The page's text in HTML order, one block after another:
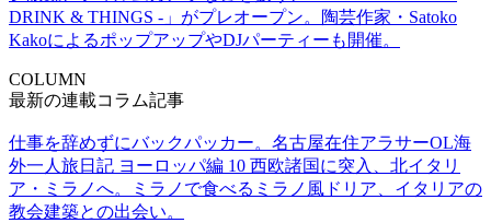
DRINK & THINGS -」がプレオープン。陶芸作家・Satoko
KakoによるポップアップやDJパーティーも開催。
COLUMN
最新の連載コラム記事
仕事を辞めずにバックパッカー。名古屋在住アラサーOL海
外一人旅日記 ヨーロッパ編 10 西欧諸国に突入、北イタリ
ア・ミラノへ。ミラノで食べるミラノ風ドリア、イタリアの
教会建築との出会い。